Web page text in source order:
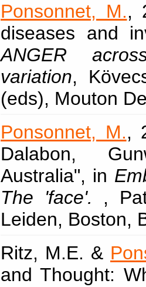
Ponsonnet, M.,
diseases and
ANGER
variation,
(eds), Mouton
Ponsonnet, M.,
Dalabon,
Australia", in
The 'face'. ,
Leiden, Boston,
Ritz, M.E. &
and Thought: